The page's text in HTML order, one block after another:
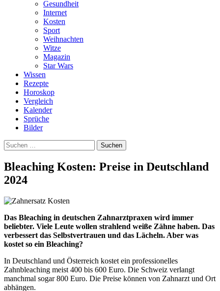
Gesundheit
Internet
Kosten
Sport
Weihnachten
Witze
Magazin
Star Wars
Wissen
Rezepte
Horoskop
Vergleich
Kalender
Sprüche
Bilder
Suchen
nach:
Bleaching Kosten: Preise in Deutschland
2024
Das Bleaching in deutschen Zahnarztpraxen wird immer
beliebter. Viele Leute wollen strahlend weiße Zähne haben. Das
verbessert das Selbstvertrauen und das Lächeln. Aber was
kostet so ein Bleaching?
In Deutschland und Österreich kostet ein professionelles
Zahnbleaching meist 400 bis 600 Euro. Die Schweiz verlangt
manchmal sogar 800 Euro. Die Preise können von Zahnarzt und Ort
abhängen.